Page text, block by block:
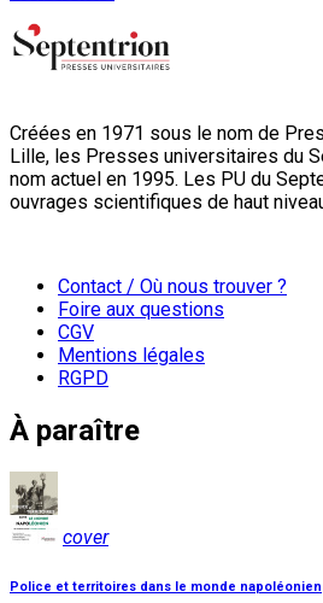
Créées en 1971 sous le nom de
Lille, les Presses universitaires du
nom actuel en 1995. Les PU du
ouvrages scientifiques de haut
Contact / Où nous trouver ?
Foire aux questions
CGV
Mentions légales
RGPD
À paraître
cover
Police et territoires dans le monde napoléonien